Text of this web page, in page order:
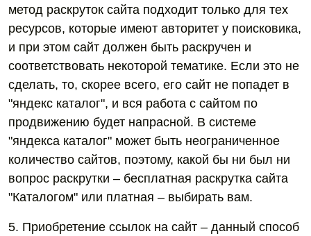
метод раскруток сайта подходит только для тех
ресурсов, которые имеют авторитет у поисковика,
и при этом сайт должен быть раскручен и
соответствовать некоторой тематике. Если это не
сделать, то, скорее всего, его сайт не попадет в
"яндекс каталог", и вся работа с сайтом по
продвижению будет напрасной. В системе
"яндекса каталог" может быть неограниченное
количество сайтов, поэтому, какой бы ни был ни
вопрос раскрутки – бесплатная раскрутка сайта
"Каталогом" или платная – выбирать вам.
5. Приобретение ссылок на сайт – данный способ